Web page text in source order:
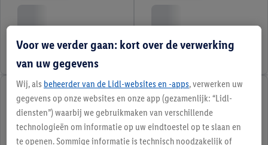
Voor we verder gaan: kort over de verwerking
van uw gegevens
Wij, als beheerder van de Lidl-websites en -apps, verwerken uw
gegevens op onze websites en onze app (gezamenlijk: “Lidl-
diensten”) waarbij we gebruikmaken van verschillende
technologieën om informatie op uw eindtoestel op te slaan en
te openen. Sommige informatie is technisch noodzakelijk of